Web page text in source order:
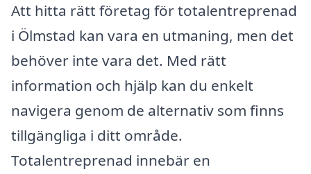
Att hitta rätt företag för totalentreprenad
i Ölmstad kan vara en utmaning, men det
behöver inte vara det. Med rätt
information och hjälp kan du enkelt
navigera genom de alternativ som finns
tillgängliga i ditt område.
Totalentreprenad innebär en